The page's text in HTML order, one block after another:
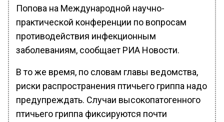
Попова на Международной научно-
практической конференции по вопросам
противодействия инфекционным
заболеваниям, сообщает РИА Новости.
В то же время, по словам главы ведомства,
риски распространения птичьего гриппа надо
предупреждать. Случаи высокопатогенного
птичьего гриппа фиксируются почти